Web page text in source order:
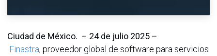
Ciudad de México. – 24 de julio 2025 –
Finastra, proveedor global de software para servicios